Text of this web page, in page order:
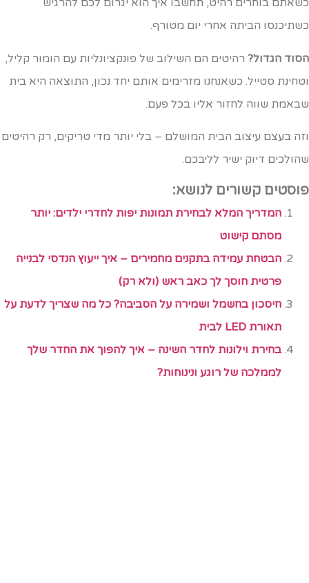
בוחרים רהיט, תחשבו איך הוא יגרום לכם להרגיש
הביתה אחרי יום מטורף.
הגדול?רהיטים הם השילוב של פונקציונליות עם הומור קליל,
סטייל. כשאנחנו מזרימים אותם יחד נכון, התוצאה היא בית
שווה לחזור אליו בכל פעם.
בעצם עיצוב הבית המושלם – בלי יותר מדי טריקים, רק רהיטים
דיוק ישיר לליבכם.
קשורים לנושא:
המדריך המלא לבחירת תמונות יפות לחדרי ילדים: יותר
מסתם קישוט
הבטחת עמידה בתקנים מחמירים – איך ייעוץ הנדסי לבנייה
פרטית חוסך לך כאב ראש (ולא רק)
חיסכון בחשמל ושמירה על הסביבה? כל מה שצריך לדעת על
תאורת LED לבית
בחירת וילונות לחדר השינה – איך להפוך את החדר שלך
לממלכה של רוגע ונינוחות?